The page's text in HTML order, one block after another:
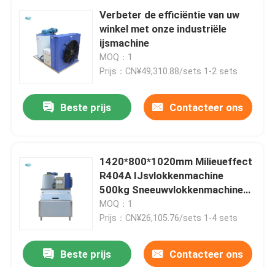
Verbeter de efficiëntie van uw
winkel met onze industriële
ijsmachine
MOQ：1
Prijs：CN¥49,310.88/sets 1-2 sets
Beste prijs Contacteer ons
1420*800*1020mm Milieueffect
R404A IJsvlokkenmachine
500kg Sneeuwvlokkenmachine
Direct
MOQ：1
Prijs：CN¥26,105.76/sets 1-4 sets
Beste prijs Contacteer ons